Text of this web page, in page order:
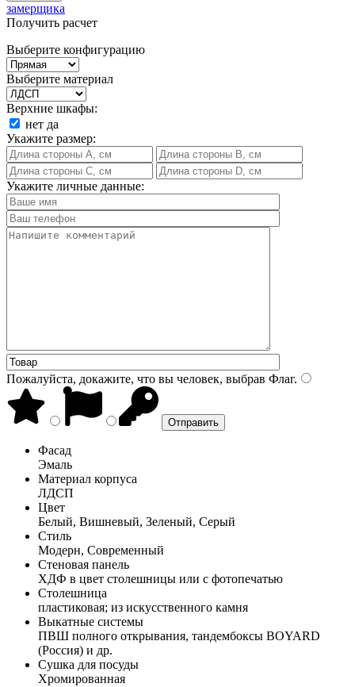
замерщика
Получить расчет
Выберите конфигурацию
Выберите материал
Верхние шкафы:
нет да
Укажите размер:
Укажите личные данные:
Пожалуйста, докажите, что вы человек, выбрав Флаг.
Фасад
Эмаль
Материал корпуса
ЛДСП
Цвет
Белый, Вишневый, Зеленый, Серый
Стиль
Модерн, Современный
Стеновая панель
ХДФ в цвет столешницы или с фотопечатью
Столешница
пластиковая; из искусственного камня
Выкатные системы
ПВШ полного открывания, тандембоксы BOYARD
(Россия) и др.
Сушка для посуды
Хромированная